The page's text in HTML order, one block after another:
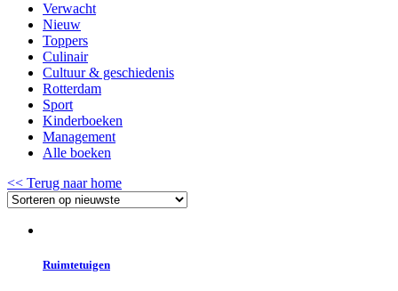
Verwacht
Nieuw
Toppers
Culinair
Cultuur & geschiedenis
Rotterdam
Sport
Kinderboeken
Management
Alle boeken
<< Terug naar home
Ruimtetuigen